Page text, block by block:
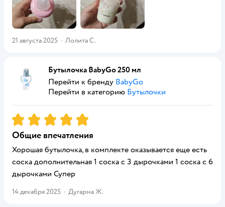
21 августа 2025 · Лолита С.
Бутылочка BabyGo 250 мл
Перейти к бренду BabyGo
Перейти в категорию Бутылочки
Рейтинг:5
Общие впечатления
Хорошая бутылочка, в комплекте оказывается еще есть
соска дополнительная 1 соска с 3 дырочками 1 соска с 6
дырочками Супер
14 декабря 2025 · Дугарма Ж.